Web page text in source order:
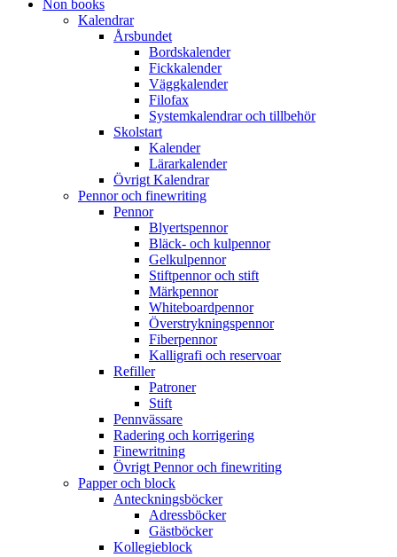
Non books
Kalendrar
Årsbundet
Bordskalender
Fickkalender
Väggkalender
Filofax
Systemkalendrar och tillbehör
Skolstart
Kalender
Lärarkalender
Övrigt Kalendrar
Pennor och finewriting
Pennor
Blyertspennor
Bläck- och kulpennor
Gelkulpennor
Stiftpennor och stift
Märkpennor
Whiteboardpennor
Överstrykningspennor
Fiberpennor
Kalligrafi och reservoar
Refiller
Patroner
Stift
Pennvässare
Radering och korrigering
Finewritning
Övrigt Pennor och finewriting
Papper och block
Anteckningsböcker
Adressböcker
Gästböcker
Kollegieblock